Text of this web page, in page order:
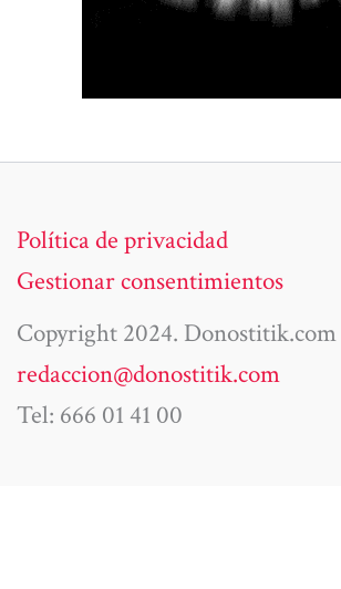
Política de privacidad
Gestionar consentimientos
Copyright 2024. Donostitik.com
redaccion@donostitik.com
Tel: 666 01 41 00